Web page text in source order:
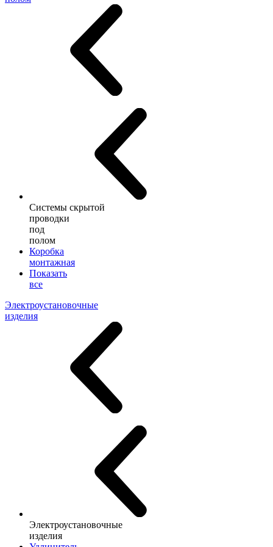
Системы скрытой
проводки
под
полом
Коробка
монтажная
Показать
все
Электроустановочные
изделия
Электроустановочные
изделия